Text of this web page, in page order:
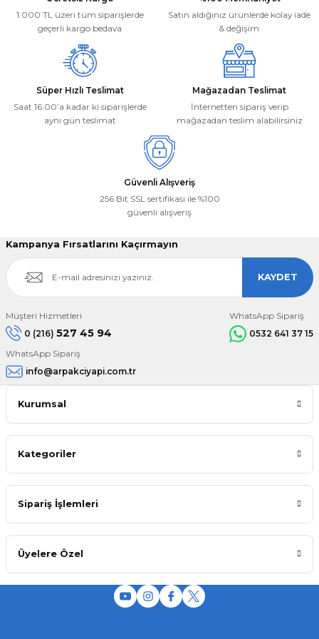
Ürün fiyatı diğer sitelerden daha pahalı.
Bu ürüne benzer farklı alternatifler olmalı.
1.000 TL üzeri tüm siparişlerde
geçerli kargo bedava
Satın aldığınız ürünlerde kolay iade
& değişim
Süper Hızlı Teslimat
Saat 16:00’a kadar ki siparişlerde
aynı gün teslimat
Mağazadan Teslimat
İnternetten sipariş verip
mağazadan teslim alabilirsiniz
Güvenli Alışveriş
256 Bit SSL sertifikası ile %100
güvenli alışveriş
Kampanya Fırsatlarını Kaçırmayın
KAYDET
Müşteri Hizmetleri
0 (216) 527 45 94
WhatsApp Sipariş
0532 641 37 15
WhatsApp Sipariş
info@arpakciyapi.com.tr
Kurumsal
Kategoriler
Sipariş İşlemleri
Üyelere Özel